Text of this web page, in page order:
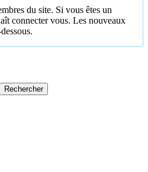
du site. Si vous êtes un
connecter vous. Les nouveaux